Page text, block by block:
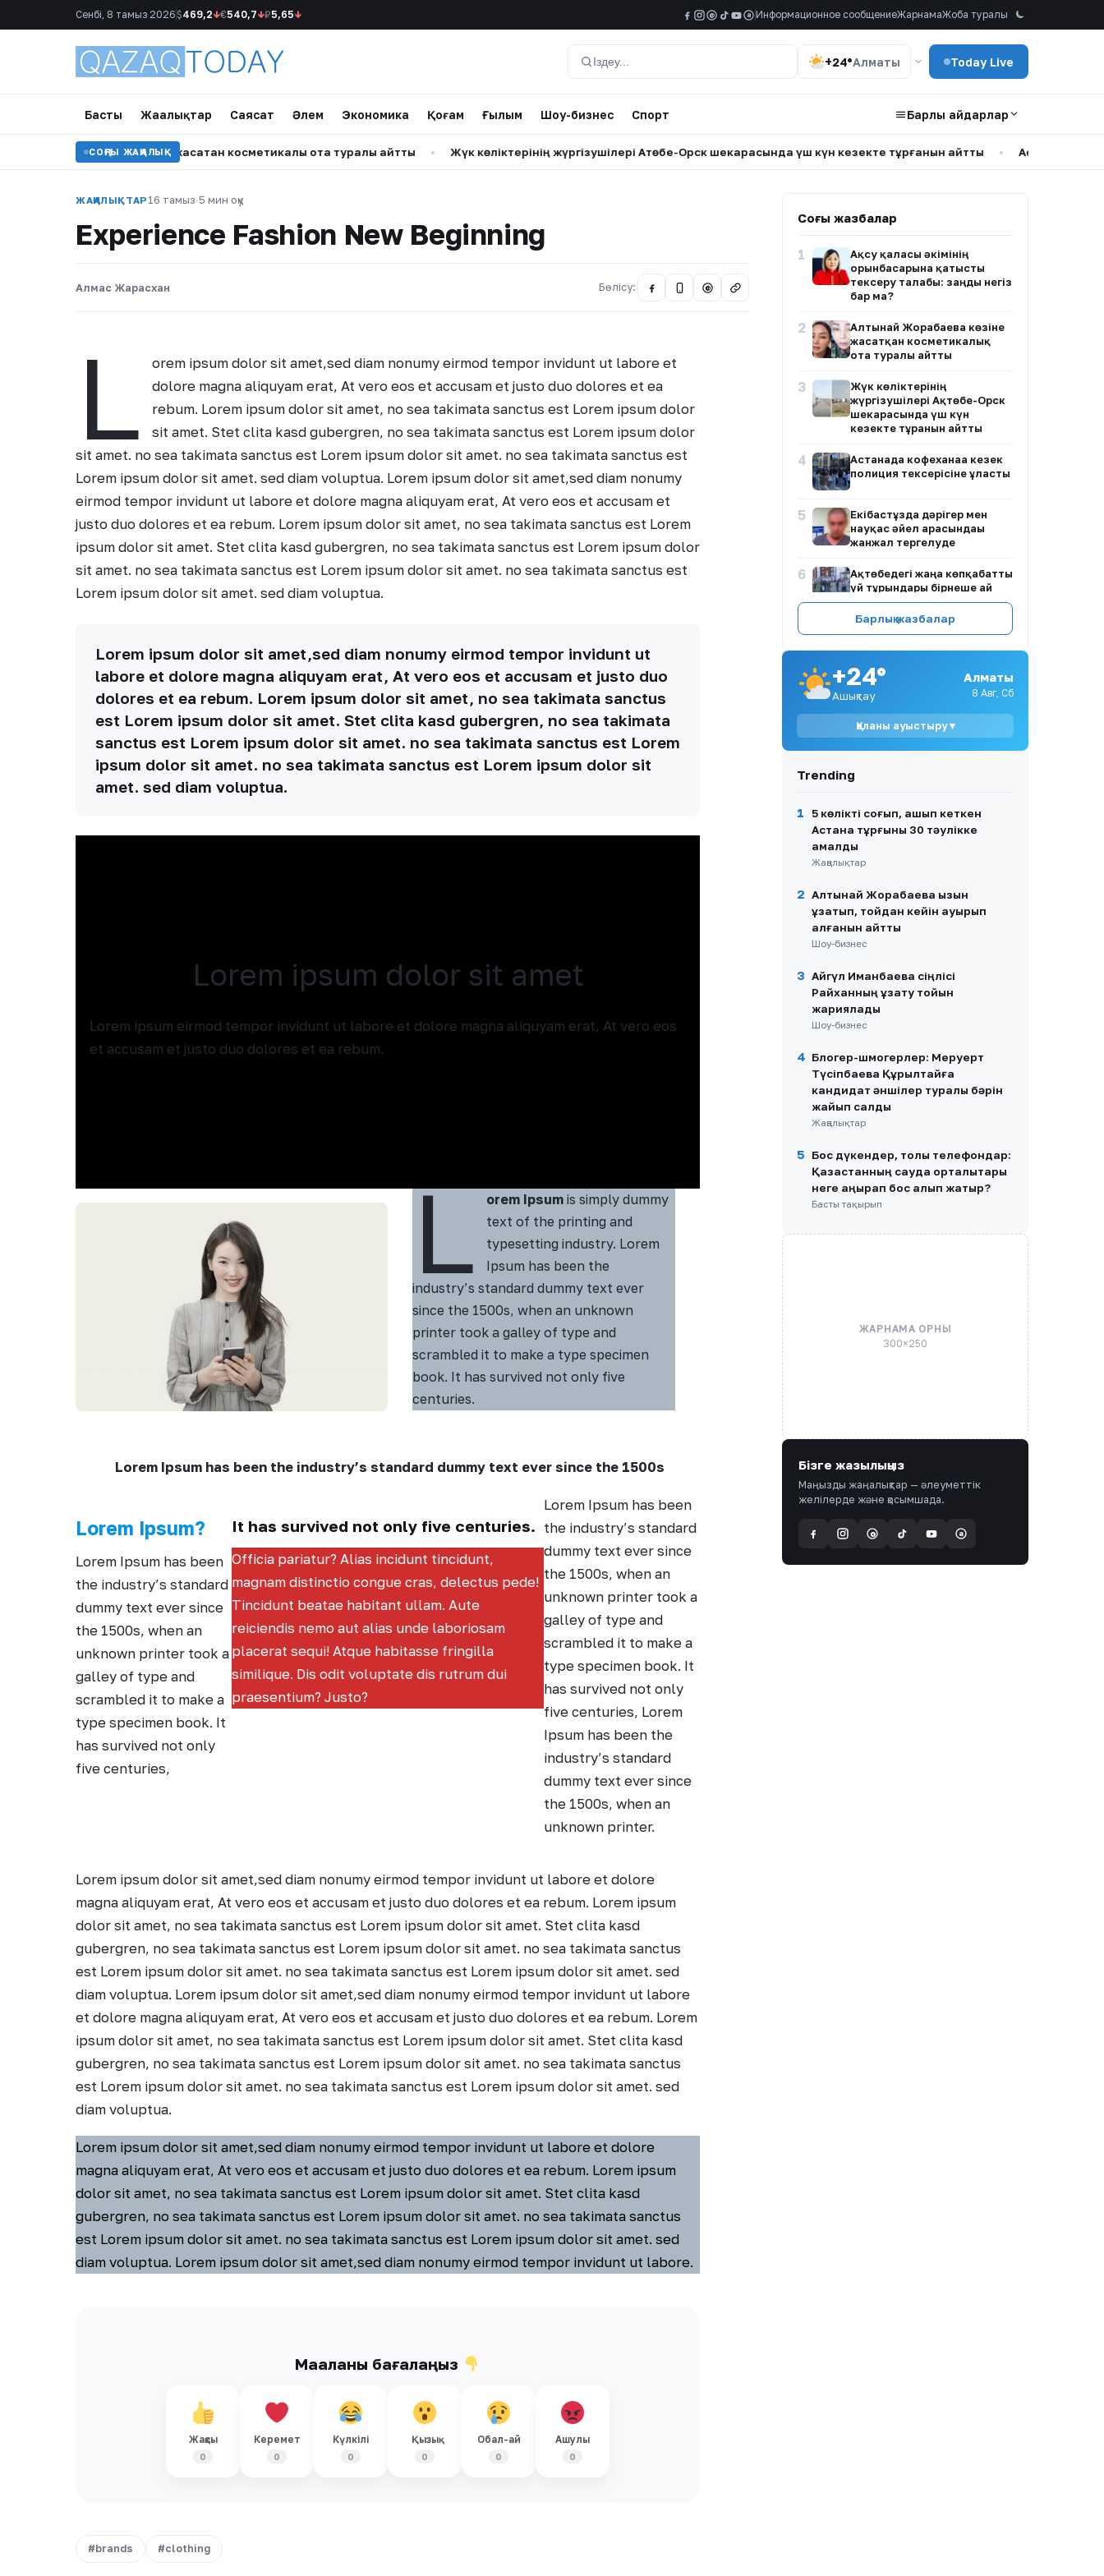
Сенбі, 8 тамыз 2026 $469,2↓€540,7↓₽5,65↓ @ a Информационное сообщениеЖарнамаЖоба туралы
Іздеу
+24°Алматы Today Live
Басты Жаңалықтар Саясат Әлем Экономика Қоғам Ғылым Шоу-бизнес Спорт Барлық айдарлар
СОҢҒЫ ЖАҢАЛЫҚ
Жорабаева көзіне жасатқан косметикалық ота туралы айтты • Жүк көліктерінің жүргізушілері Ақтөбе-Орск шекарасында үш күн кезекте тұрғанын айтты • Астанада
ЖАҢАЛЫҚТАР 16 тамыз·5 мин оқу
Experience Fashion New Beginning
Алмас Жарасхан Бөлісу: @
L
orem ipsum dolor sit amet,sed diam nonumy eirmod tempor invidunt ut labore et
dolore magna aliquyam erat, At vero eos et accusam et justo duo dolores et ea
rebum. Lorem ipsum dolor sit amet, no sea takimata sanctus est Lorem ipsum dolor
sit amet. Stet clita kasd gubergren, no sea takimata sanctus est Lorem ipsum dolor
sit amet. no sea takimata sanctus est Lorem ipsum dolor sit amet. no sea takimata sanctus est
Lorem ipsum dolor sit amet. sed diam voluptua. Lorem ipsum dolor sit amet,sed diam nonumy
eirmod tempor invidunt ut labore et dolore magna aliquyam erat, At vero eos et accusam et
justo duo dolores et ea rebum. Lorem ipsum dolor sit amet, no sea takimata sanctus est Lorem
ipsum dolor sit amet. Stet clita kasd gubergren, no sea takimata sanctus est Lorem ipsum dolor
sit amet. no sea takimata sanctus est Lorem ipsum dolor sit amet. no sea takimata sanctus est
Lorem ipsum dolor sit amet. sed diam voluptua.
Lorem ipsum dolor sit amet,sed diam nonumy eirmod tempor invidunt ut
labore et dolore magna aliquyam erat, At vero eos et accusam et justo duo
dolores et ea rebum. Lorem ipsum dolor sit amet, no sea takimata sanctus
est Lorem ipsum dolor sit amet. Stet clita kasd gubergren, no sea takimata
sanctus est Lorem ipsum dolor sit amet. no sea takimata sanctus est Lorem
ipsum dolor sit amet. no sea takimata sanctus est Lorem ipsum dolor sit
amet. sed diam voluptua.
Lorem ipsum dolor sit amet
Lorem ipsum eirmod tempor invidunt ut labore et dolore magna aliquyam erat, At vero eos
et accusam et justo duo dolores et ea rebum.
L orem Ipsumis simply dummy
text of the printing and
typesetting industry. Lorem
Ipsum has been the
industry’s standard dummy text ever
since the 1500s, when an unknown
printer took a galley of type and
scrambled it to make a type specimen
book. It has survived not only five
centuries.
Lorem Ipsum has been the industry’s standard dummy text ever since the 1500s
Lorem Ipsum?
Lorem Ipsum has been
the industry’s standard
dummy text ever since
the 1500s, when an
unknown printer took a
galley of type and
scrambled it to make a
type specimen book. It
has survived not only
five centuries,
It has survived not only five centuries.
Officia pariatur? Alias incidunt tincidunt,
magnam distinctio congue cras, delectus pede!
Tincidunt beatae habitant ullam. Aute
reiciendis nemo aut alias unde laboriosam
placerat sequi! Atque habitasse fringilla
similique. Dis odit voluptate dis rutrum dui
praesentium? Justo?
Lorem Ipsum has been
the industry’s standard
dummy text ever since
the 1500s, when an
unknown printer took a
galley of type and
scrambled it to make a
type specimen book. It
has survived not only
five centuries, Lorem
Ipsum has been the
industry’s standard
dummy text ever since
the 1500s, when an
unknown printer.
Lorem ipsum dolor sit amet,sed diam nonumy eirmod tempor invidunt ut labore et dolore
magna aliquyam erat, At vero eos et accusam et justo duo dolores et ea rebum. Lorem ipsum
dolor sit amet, no sea takimata sanctus est Lorem ipsum dolor sit amet. Stet clita kasd
gubergren, no sea takimata sanctus est Lorem ipsum dolor sit amet. no sea takimata sanctus
est Lorem ipsum dolor sit amet. no sea takimata sanctus est Lorem ipsum dolor sit amet. sed
diam voluptua. Lorem ipsum dolor sit amet,sed diam nonumy eirmod tempor invidunt ut labore
et dolore magna aliquyam erat, At vero eos et accusam et justo duo dolores et ea rebum. Lorem
ipsum dolor sit amet, no sea takimata sanctus est Lorem ipsum dolor sit amet. Stet clita kasd
gubergren, no sea takimata sanctus est Lorem ipsum dolor sit amet. no sea takimata sanctus
est Lorem ipsum dolor sit amet. no sea takimata sanctus est Lorem ipsum dolor sit amet. sed
diam voluptua.
Lorem ipsum dolor sit amet,sed diam nonumy eirmod tempor invidunt ut labore et dolore
magna aliquyam erat, At vero eos et accusam et justo duo dolores et ea rebum. Lorem ipsum
dolor sit amet, no sea takimata sanctus est Lorem ipsum dolor sit amet. Stet clita kasd
gubergren, no sea takimata sanctus est Lorem ipsum dolor sit amet. no sea takimata sanctus
est Lorem ipsum dolor sit amet. no sea takimata sanctus est Lorem ipsum dolor sit amet. sed
diam voluptua. Lorem ipsum dolor sit amet,sed diam nonumy eirmod tempor invidunt ut labore.
Мақаланы бағалаңыз
Жақсы
0
Керемет
0
Күлкілі
0
Қызық
0
Обал-ай
0
Ашулы
0
#brands #clothing
Соңғы жазбалар
1
Ақсу қаласы әкімінің
орынбасарына қатысты
тексеру талабы: заңды негіз
бар ма?
2
Алтынай Жорабаева көзіне
жасатқан косметикалық
ота туралы айтты
3
Жүк көліктерінің
жүргізушілері Ақтөбе-Орск
шекарасында үш күн
кезекте тұрғанын айтты
4
Астанада кофеханаға кезек
полиция тексерісіне ұласты
5
Екібастұзда дәрігер мен
науқас әйел арасындағы
жанжал тергелуде
6
Ақтөбедегі жаңа көпқабатты
үй тұрғындары бірнеше ай
бойы газсыз отыр
7
Рахат Сәрсеновтің ісі:
8
БАӘ ОПЕК-тен шығып, мұнай
өндіруді арттыру
стратегиясын жеделдетті
9
Нұрлан имам: «Харам ба?» —
арақатынасы туралы пікір
10
Армения премьер-министрі
ЕАЭО-ны сынға алды
Барлық жазбалар
+24°
Ашықтау
Алматы
8 Авг, Сб
Қаланы ауыстыру ▾
Trending
1
5 көлікті соғып, қашып кеткен
Астана тұрғыны 30 тәулікке
қамалды
Жаңалықтар
2 Алтынай Жорабаева қызын
ұзатып, тойдан кейін ауырып
қалғанын айтты
Шоу-бизнес
3 Айгүл Иманбаева сіңлісі
Райханның ұзату тойын
жариялады
Шоу-бизнес
4 Блогер-шмогерлер: Меруерт
Түсіпбаева Құрылтайға
кандидат әншілер туралы бәрін
жайып салды
Жаңалықтар
5
Бос дүкендер, толы телефондар:
Қазақстанның сауда орталықтары
неге қаңырап бос қалып жатыр?
Басты тақырып
ЖАРНАМА ОРНЫ
300×250
Бізге жазылыңыз
Маңызды жаңалықтар — әлеуметтік
желілерде және қосымшада.
@ a